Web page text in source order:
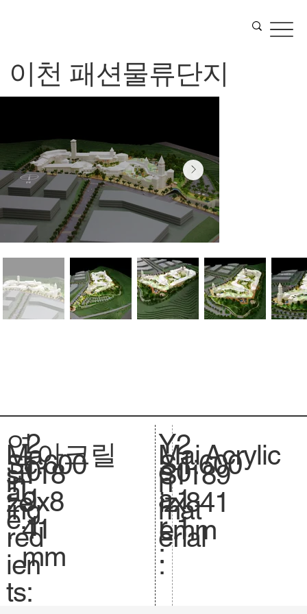
이천 패션물류단지
연
도
:
2
0
1
1
Ma
in
ing
red
ien
ts:
Sc
al
e.
아크릴
1:600
si
ze
.
118
9x8
41
mm
Y
e
a
r
:
Mai
n
mat
erial
:
S
.
S
iz
e.
2
0
1
1
1:600
1189
x841
mm
Acrylic